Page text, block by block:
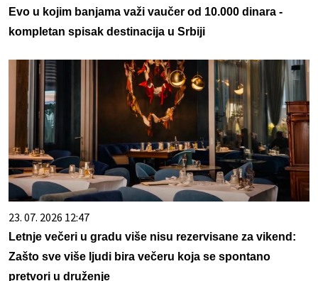
Evo u kojim banjama važi vaučer od 10.000 dinara -
kompletan spisak destinacija u Srbiji
23. 07. 2026 12:47
Letnje večeri u gradu više nisu rezervisane za vikend:
Zašto sve više ljudi bira večeru koja se spontano
pretvori u druženje